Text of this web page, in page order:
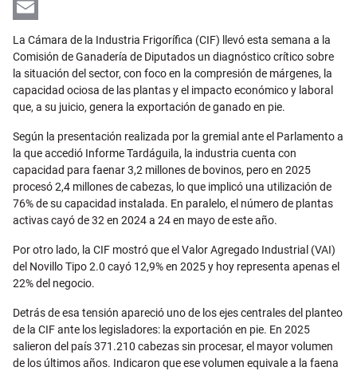
LinkedIn
Email
La Cámara de la Industria Frigorífica (CIF) llevó esta semana a la
Comisión de Ganadería de Diputados un diagnóstico crítico sobre
la situación del sector, con foco en la compresión de márgenes, la
capacidad ociosa de las plantas y el impacto económico y laboral
que, a su juicio, genera la exportación de ganado en pie.
Según la presentación realizada por la gremial ante el Parlamento a
la que accedió Informe Tardáguila, la industria cuenta con
capacidad para faenar 3,2 millones de bovinos, pero en 2025
procesó 2,4 millones de cabezas, lo que implicó una utilización de
76% de su capacidad instalada. En paralelo, el número de plantas
activas cayó de 32 en 2024 a 24 en mayo de este año.
Por otro lado, la CIF mostró que el Valor Agregado Industrial (VAI)
del Novillo Tipo 2.0 cayó 12,9% en 2025 y hoy representa apenas el
22% del negocio.
Detrás de esa tensión apareció uno de los ejes centrales del planteo
de la CIF ante los legisladores: la exportación en pie. En 2025
salieron del país 371.210 cabezas sin procesar, el mayor volumen
de los últimos años. Indicaron que ese volumen equivale a la faena